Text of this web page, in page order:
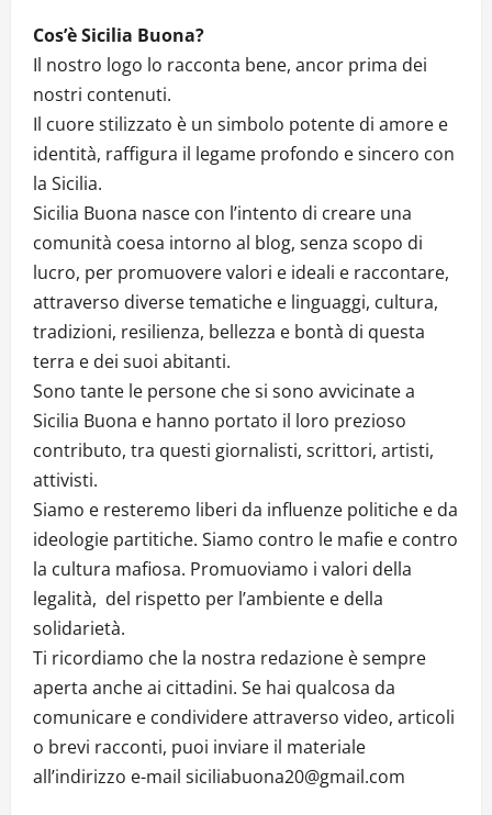
Cos’è Sicilia Buona?
Il nostro logo lo racconta bene, ancor prima dei
nostri contenuti.
Il cuore stilizzato è un simbolo potente di amore e
identità, raffigura il legame profondo e sincero con
la Sicilia.
Sicilia Buona nasce con l’intento di creare una
comunità coesa intorno al blog, senza scopo di
lucro, per promuovere valori e ideali e raccontare,
attraverso diverse tematiche e linguaggi, cultura,
tradizioni, resilienza, bellezza e bontà di questa
terra e dei suoi abitanti.
Sono tante le persone che si sono avvicinate a
Sicilia Buona e hanno portato il loro prezioso
contributo, tra questi giornalisti, scrittori, artisti,
attivisti.
Siamo e resteremo liberi da influenze politiche e da
ideologie partitiche. Siamo contro le mafie e contro
la cultura mafiosa. Promuoviamo i valori della
legalità, del rispetto per l’ambiente e della
solidarietà.
Ti ricordiamo che la nostra redazione è sempre
aperta anche ai cittadini. Se hai qualcosa da
comunicare e condividere attraverso video, articoli
o brevi racconti, puoi inviare il materiale
all’indirizzo e-mail siciliabuona20@gmail.com